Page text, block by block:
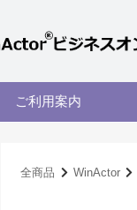
ご利用案内
全商品 WinActor